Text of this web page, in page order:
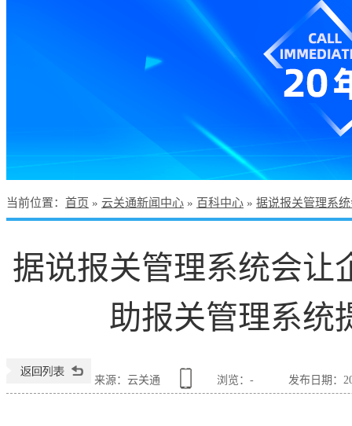
当前位置： 首页 » 云关通新闻中心 » 百科中心 » 据说报关管理系
据说报关管理系统会让
助报关管理系统
来源：云关通 浏览： - 发布日期：